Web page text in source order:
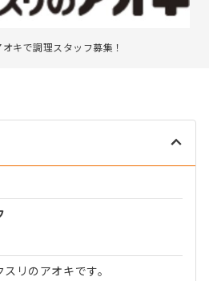
キで調理スタッフ募集！
リのアオキです。